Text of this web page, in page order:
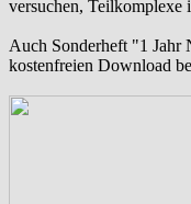
versuchen, Teilkomplexe
Auch Sonderheft "1 Jahr
kostenfreien Download